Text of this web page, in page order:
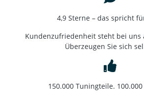
4,9 Sterne – das spricht
Kundenzufriedenheit steht bei uns
Überzeugen Sie sich
150.000 Tuningteile.